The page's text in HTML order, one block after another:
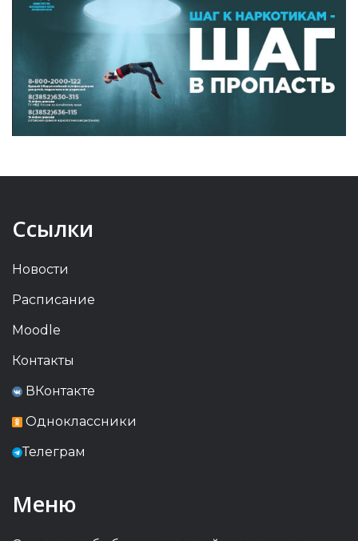
Ссылки
Новости
Расписание
Moodle
Контакты
ВКонтакте
Одноклассники
Телеграм
Меню